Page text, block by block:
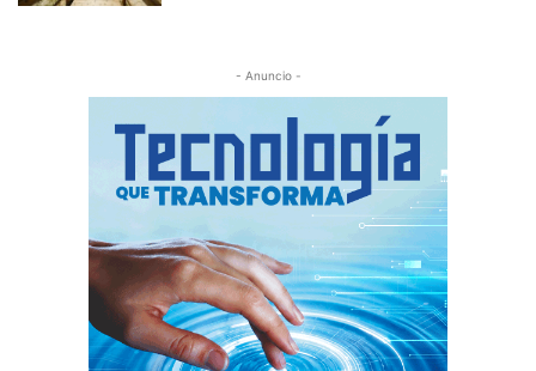
- Anuncio -